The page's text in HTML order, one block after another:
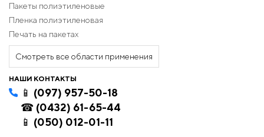
Пакеты полиэтиленовые
Пленка полиэтиленовая
Печать на пакетах
Смотреть все области применения
НАШИ КОНТАКТЫ
📱 (097) 957-50-18
☎ (0432) 61-65-44
📱 (050) 012-01-11